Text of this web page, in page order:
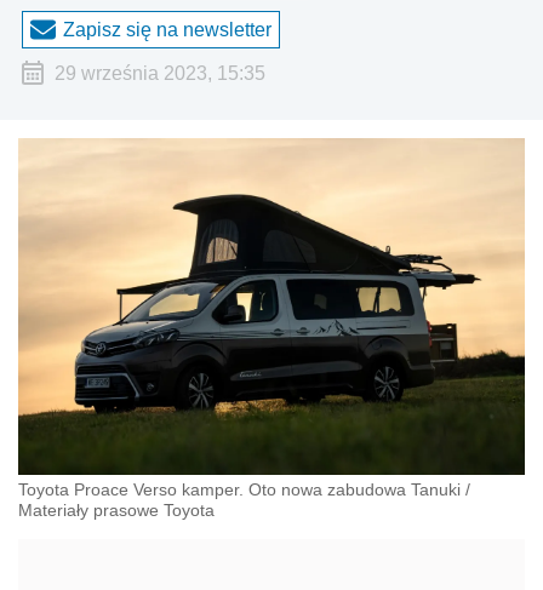
Zapisz się na newsletter
29 września 2023, 15:35
Toyota Proace Verso kamper. Oto nowa zabudowa Tanuki /
Materiały prasowe Toyota